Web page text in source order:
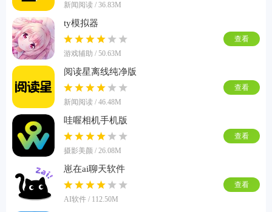
新闻阅读 / 36.83M
ty模拟器
游戏辅助 / 50.63M
查看
阅读星离线纯净版
新闻阅读 / 46.48M
查看
哇喔相机手机版
摄影美颜 / 26.08M
查看
崽在ai聊天软件
AI软件 / 112.50M
查看